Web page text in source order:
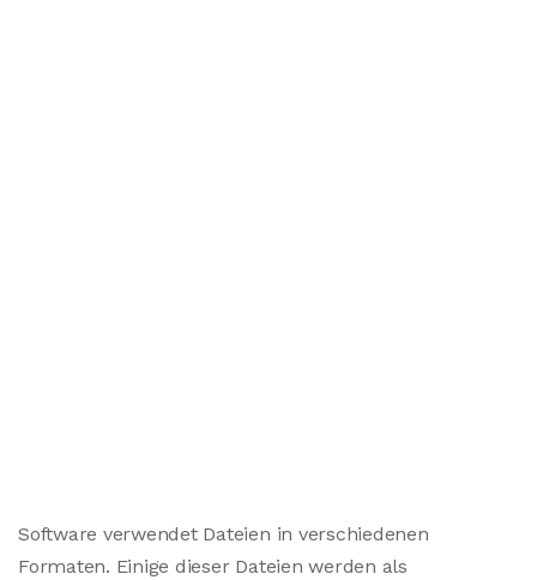
Software verwendet Dateien in verschiedenen
Formaten. Einige dieser Dateien werden als